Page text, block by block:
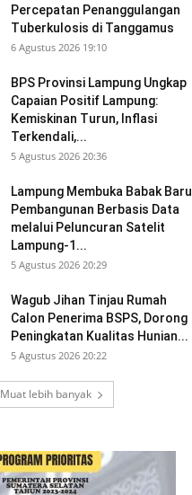
Percepatan Penanggulangan
Tuberkulosis di Tanggamus
6 Agustus 2026 19:10
BPS Provinsi Lampung Ungkap
Capaian Positif Lampung:
Kemiskinan Turun, Inflasi
Terkendali,...
5 Agustus 2026 20:36
Lampung Membuka Babak Baru
Pembangunan Berbasis Data
melalui Peluncuran Satelit
Lampung-1...
5 Agustus 2026 20:29
Wagub Jihan Tinjau Rumah
Calon Penerima BSPS, Dorong
Peningkatan Kualitas Hunian...
5 Agustus 2026 20:22
Muat lebih banyak